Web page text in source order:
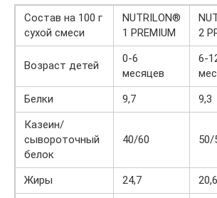
Состав на 100 г
сухой смеси
NUTRILON®
1 PREMIUM
2
Возраст детей
0-6
месяцев
6-
Белки
9,7 9,3
Казеин/
сывороточный
белок
40/60 50/
Жиры 24,7 20,6